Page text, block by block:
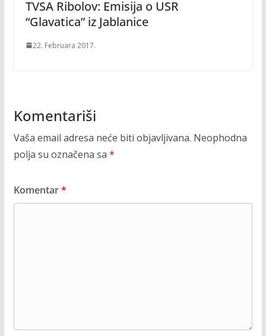
TVSA Ribolov: Emisija o USR
“Glavatica” iz Jablanice
22. Februara 2017.
Komentariši
Vaša email adresa neće biti objavljivana. Neophodna
polja su označena sa *
Komentar*